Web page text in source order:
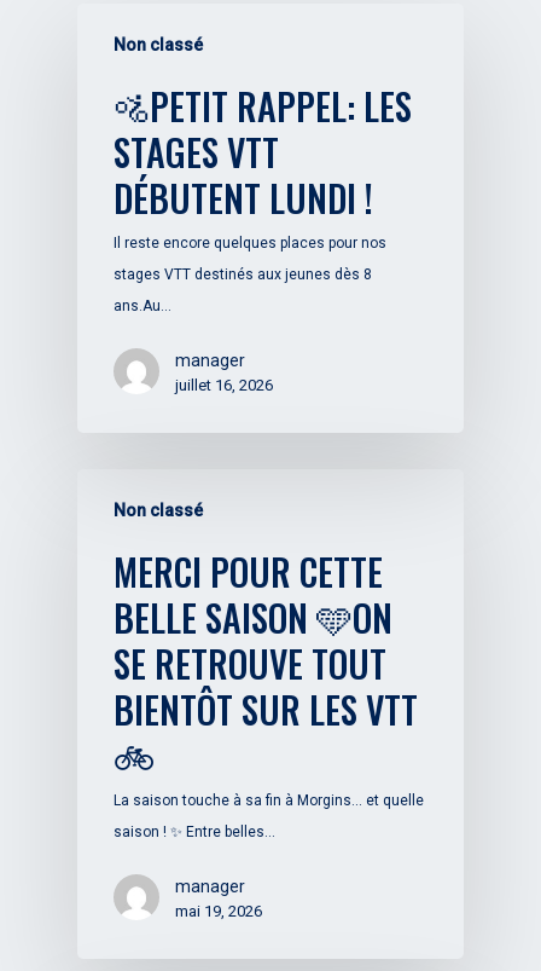
Non classé
🚵PETIT RAPPEL: LES
STAGES VTT
DÉBUTENT LUNDI !
Il reste encore quelques places pour nos
stages VTT destinés aux jeunes dès 8
ans.Au…
manager
juillet 16, 2026
Non classé
MERCI POUR CETTE
BELLE SAISON 🩵ON
SE RETROUVE TOUT
BIENTÔT SUR LES VTT
🚲
La saison touche à sa fin à Morgins... et quelle
saison ! ✨ Entre belles…
manager
mai 19, 2026